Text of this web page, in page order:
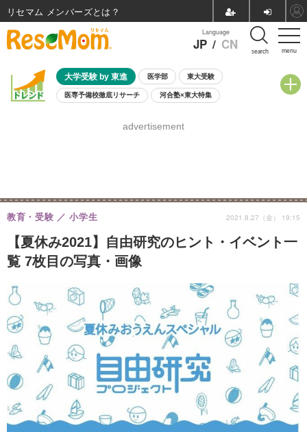
menu
Language
JP / CN search
大学受験 by 東進 医学部 東大受験
医専予備校徹底リサーチ 河合塾×東大特集
8月開催学校説明会・相談会
advertisement
【夏休み2021】自由研究のヒント・イベント一
覧 7枚目の写真・画像
教育・受験 小学生 2021.8.27（金） 19:15
リセマム メンバーズ